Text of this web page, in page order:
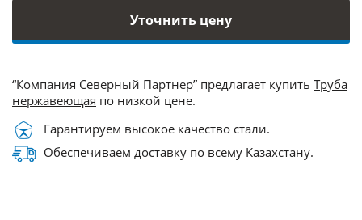
Уточнить цену
“Компания Северный Партнер” предлагает купить Труба
нержавеющая по низкой цене.
Гарантируем высокое качество стали.
Обеспечиваем доставку по всему Казахстану.